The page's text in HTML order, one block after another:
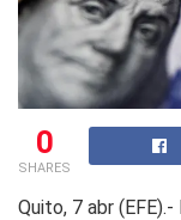
0
SHARES
Quito, 7 abr